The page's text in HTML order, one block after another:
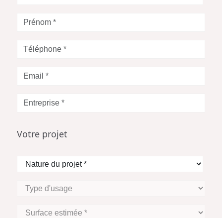
Prénom
Téléphone
Votre
Entreprise
Votre projet
Nature
projet
Type
Surface